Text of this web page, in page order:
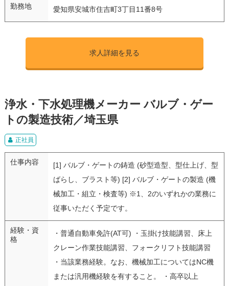
勤務地 愛知県安城市住吉町3丁目11番8号
求人詳細を見る
浄水・下水処理機メーカー バルブ・ゲー
トの製造技術／埼玉県
正社員
仕事内容
[1] バルブ・ゲートの鋳造 (砂型造型、型仕上げ、型
ばらし、ブラスト等) [2] バルブ・ゲートの製造 (機
械加工・組立・検査等) ※1、2のいずれかの業務に
従事いただく予定です。
経験・資
格
・普通自動車免許(AT可) ・玉掛け技能講習、床上
クレーン作業技能講習、フォークリフト技能講習
・当該業務経験。なお、機械加工についてはNC機
または汎用機経験を有すること。 ・高卒以上